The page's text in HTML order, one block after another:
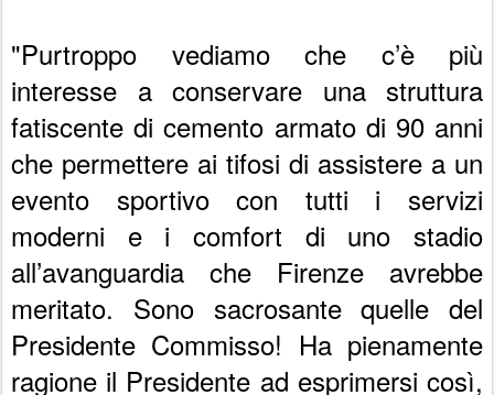
"Purtroppo vediamo che c’è più
interesse a conservare una struttura
fatiscente di cemento armato di 90 anni
che permettere ai tifosi di assistere a un
evento sportivo con tutti i servizi
moderni e i comfort di uno stadio
all’avanguardia che Firenze avrebbe
meritato. Sono sacrosante quelle del
Presidente Commisso! Ha pienamente
ragione il Presidente ad esprimersi così,